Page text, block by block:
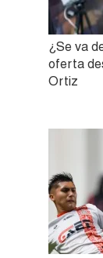
¿Se va
oferta
Ortiz